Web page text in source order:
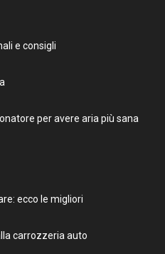
e consigli
per avere aria più sana
ecco le migliori
carrozzeria auto